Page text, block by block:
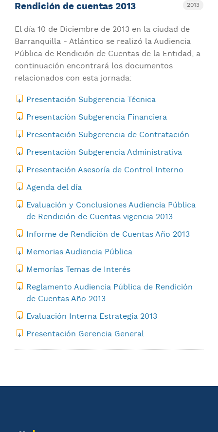
2013
Rendición de cuentas 2013
El día 10 de Diciembre de 2013 en la ciudad de
Barranquilla - Atlántico se realizó la Audiencia
Pública de Rendición de Cuentas de la Entidad, a
continuación encontrará los documentos
relacionados con esta jornada:
Presentación Subgerencia Técnica
Presentación Subgerencia Financiera
Presentación Subgerencia de Contratación
Presentación Subgerencia Administrativa
Presentación Asesoría de Control Interno
Agenda del día
Evaluación y Conclusiones Audiencia Pública
de Rendición de Cuentas vigencia 2013
Informe de Rendición de Cuentas Año 2013
Memorias Audiencia Pública
Memorías Temas de Interés
Reglamento Audiencia Pública de Rendición
de Cuentas Año 2013
Evaluación Interna Estrategia 2013
Presentación Gerencia General